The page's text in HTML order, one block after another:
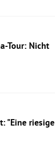
Tour: Nicht
"Eine riesige